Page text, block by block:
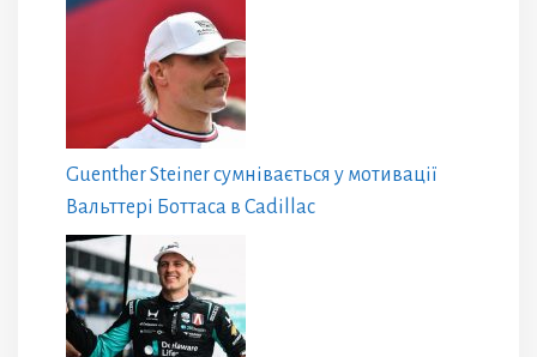
Guenther Steiner сумнівається у мотивації
Вальттері Боттаса в Cadillac